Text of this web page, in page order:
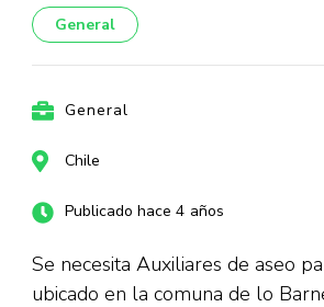
General
General
Chile
Publicado hace 4 años
Se necesita Auxiliares de aseo
ubicado en la comuna de lo